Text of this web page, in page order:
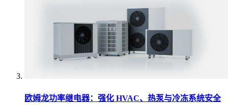
欧姆龙功率继电器：强化 HVAC、热泵与冷冻系统安全